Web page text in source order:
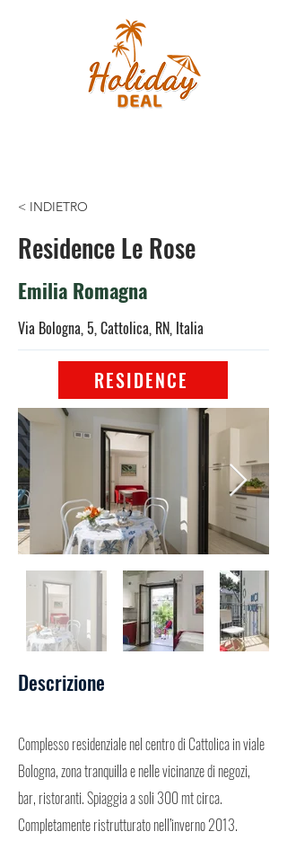
< INDIETRO
Residence Le Rose
Emilia Romagna
Via Bologna, 5, Cattolica, RN, Italia
RESIDENCE
Descrizione
Complesso residenziale nel centro di Cattolica in viale
Bologna, zona tranquilla e nelle vicinanze di negozi,
bar, ristoranti. Spiaggia a soli 300 mt circa.
Completamente ristrutturato nell’inverno 2013.